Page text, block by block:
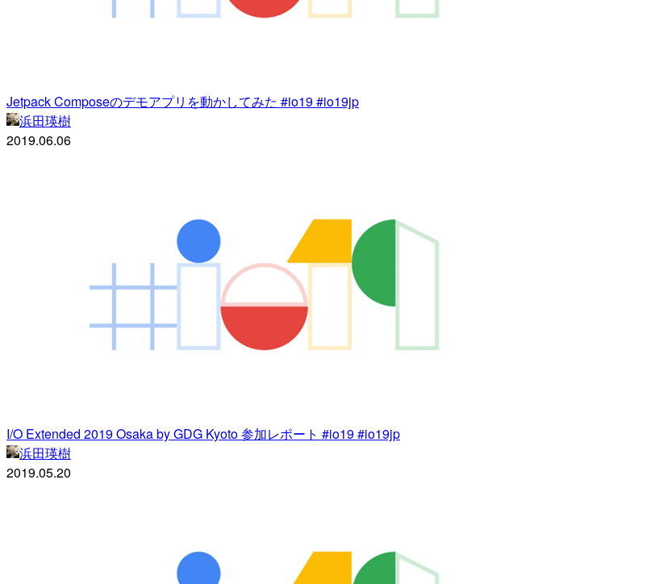
Jetpack Composeのデモアプリを動かしてみた #io19 #io19jp
浜田瑛樹
2019.06.06
I/O Extended 2019 Osaka by GDG Kyoto 参加レポート #io19 #io19jp
浜田瑛樹
2019.05.20